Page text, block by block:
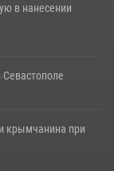
в нанесении
крымчанина при